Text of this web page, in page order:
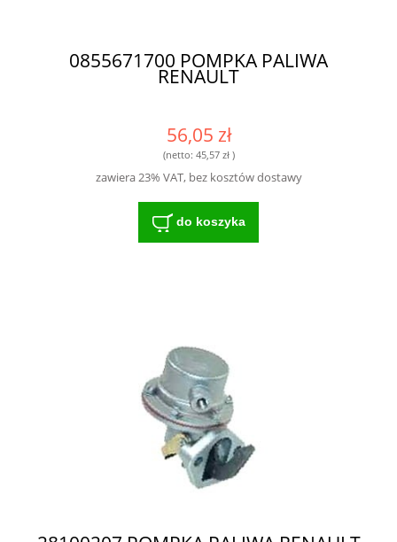
0855671700 POMPKA PALIWA
RENAULT
56,05 zł
(netto: 45,57 zł)
zawiera 23% VAT, bez kosztów dostawy
do koszyka